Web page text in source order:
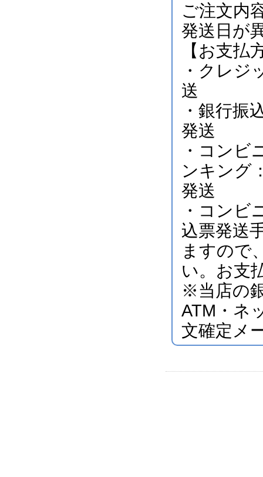
ご注文内
発送日が
【お支払
・クレジ
送
・銀行振
発送
・コンビ
ンキング
発送
・コンビ
込票発送
ますので
い。お支
※当店の
ATM・ネ
文確定メ